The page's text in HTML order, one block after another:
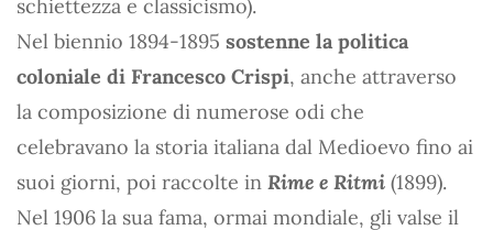
schiettezza e classicismo).
Nel biennio 1894-1895 sostenne la politica
coloniale di Francesco Crispi, anche attraverso
la composizione di numerose odi che
celebravano la storia italiana dal Medioevo fino ai
suoi giorni, poi raccolte in Rime e Ritmi (1899).
Nel 1906 la sua fama, ormai mondiale, gli valse il